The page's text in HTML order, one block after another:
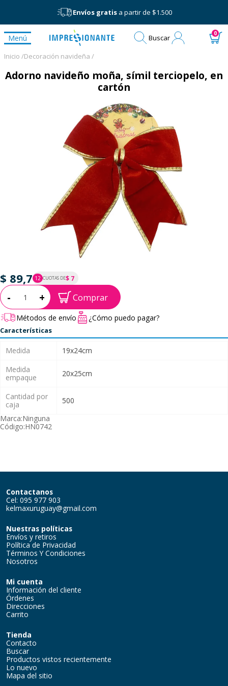
Envíos gratisa partir de $1.500
Menú Buscar 0
Inicio /Decoración navideña /
Adorno navideño moña, símil terciopelo, en
cartón
$ 89,7 12 CUOTAS DE$ 7
P.T.F. $ 90
Cantidad:
- + Comprar
Métodos de envío ¿Cómo puedo pagar?
Características
Medida
19x24cm
Medida
empaque
20x25cm
Cantidad por
caja
500
Marca:Ninguna
Código:HN0742
Contactanos
Cel: 095 977 903
kelmaxuruguay@gmail.com
Nuestras políticas
Envíos y retiros
Política de Privacidad
Términos Y Condiciones
Nosotros
Mi cuenta
Información del cliente
Órdenes
Direcciones
Carrito
Tienda
Contacto
Buscar
Productos vistos recientemente
Lo nuevo
Mapa del sitio